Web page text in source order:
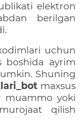
elektron
berilgan
uchun
boshida ayrim
Shuning
maxsus
muammo yoki
qilish